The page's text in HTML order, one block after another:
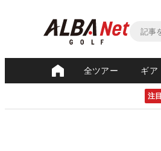
全ツアー ギア
注目